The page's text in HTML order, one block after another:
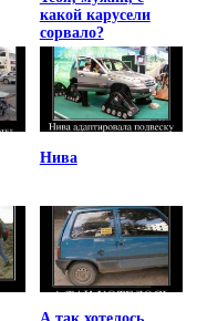
какой карусели
сорвало?
Нива